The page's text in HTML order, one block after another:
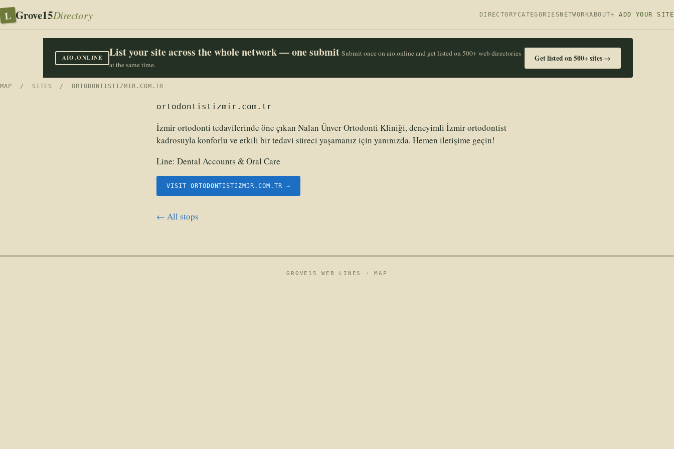
L Grove15Directory DIRECTORY CATEGORIES NETWORKABOUT+ ADD YOUR SITE
AIO.ONLINE List your site across the whole network — one submit Submit once on aio.online and get listed on 500+ web directories
at the same time.
Get listed on 500+ sites →
MAP / SITES / ORTODONTISTIZMIR.COM.TR
ortodontistizmir.com.tr
İzmir ortodonti tedavilerinde öne çıkan Nalan Ünver Ortodonti Kliniği, deneyimli İzmir ortodontist
kadrosuyla konforlu ve etkili bir tedavi süreci yaşamanız için yanınızda. Hemen iletişime geçin!
Line: Dental Accounts & Oral Care
VISIT ORTODONTISTIZMIR.COM.TR →
← All stops
GROVE15 WEB LINES ·MAP